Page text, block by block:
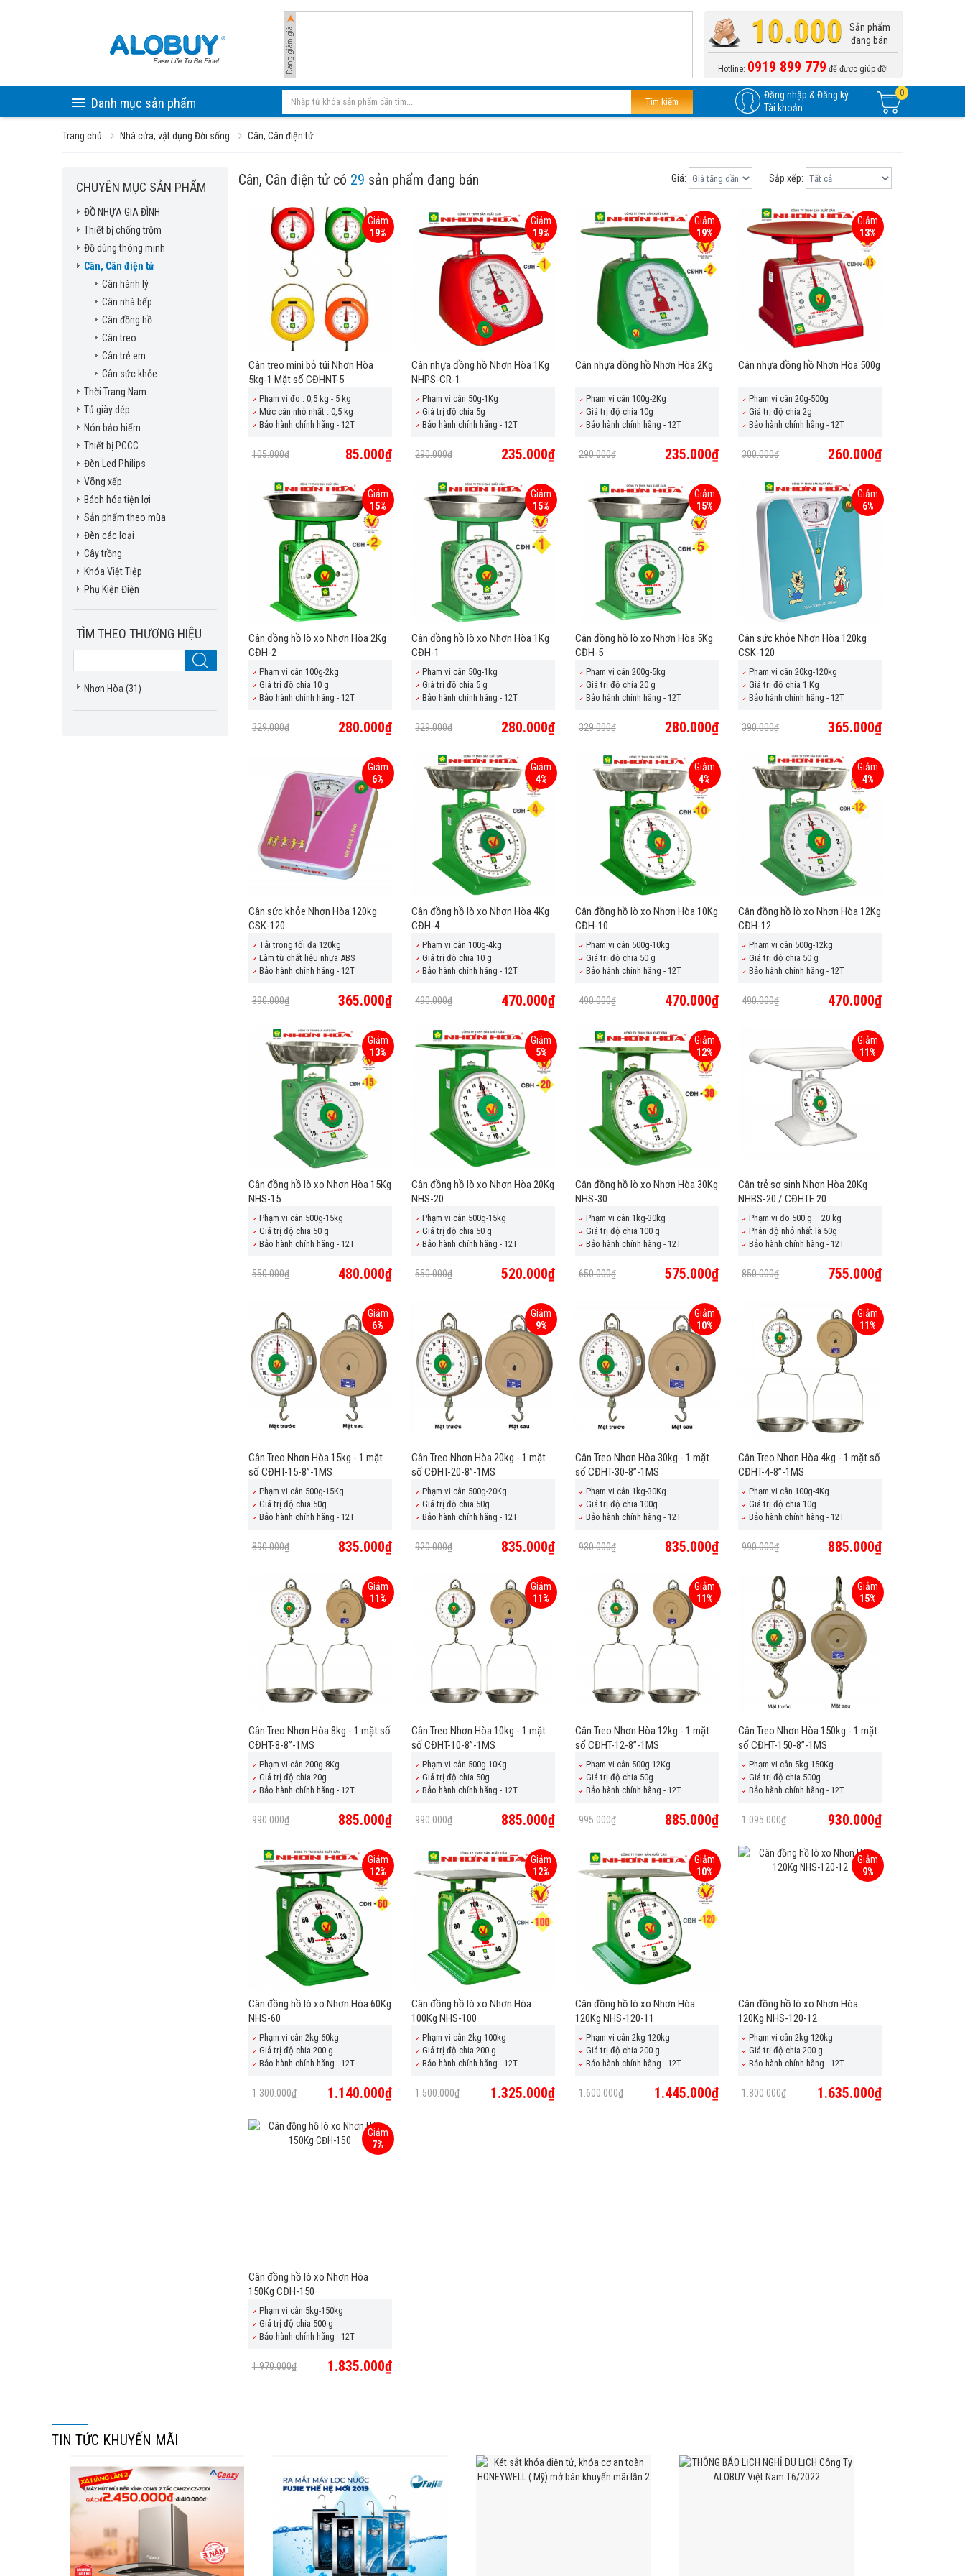
10.000
Sản phẩm
đang bán
Hotline: 0919 899 779 để được giúp đỡ!
Danh mục sản phẩm Tìm kiếm
Đăng nhập & Đăng ký
Tài khoản
0
Trang chủ Nhà cửa, vật dụng Đời sống Cân, Cân điện tử
CHUYÊN MỤC SẢN PHẨM
ĐỒ NHỰA GIA ĐÌNH
Thiết bị chống trộm
Đồ dùng thông minh
Cân, Cân điện tử
Cân hành lý
Cân nhà bếp
Cân đồng hồ
Cân treo
Cân trẻ em
Cân sức khỏe
Thời Trang Nam
Tủ giày dép
Nón bảo hiểm
Thiết bị PCCC
Đèn Led Philips
Võng xếp
Bách hóa tiện lợi
Sản phẩm theo mùa
Đèn các loại
Cây trồng
Khóa Việt Tiệp
Phụ Kiện Điện
TÌM THEO THƯƠNG HIỆU
Nhơn Hòa (31)
Cân, Cân điện tử có 29 sản phẩm đang bán Giá: Sắp xếp:
Cân treo mini bỏ túi Nhơn Hòa
5kg-1 Mặt số CĐHNT-5
Phạm vi đo : 0,5 kg - 5 kg
Mức cân nhỏ nhất : 0,5 kg
Bảo hành chính hãng - 12T
105.000₫ 85.000₫
Giảm
19%
Cân nhựa đồng hồ Nhơn Hòa 1Kg
NHPS-CR-1
Phạm vi cân 50g-1Kg
Giá trị độ chia 5g
Bảo hành chính hãng - 12T
290.000₫ 235.000₫
Giảm
19%
Cân nhựa đồng hồ Nhơn Hòa 2Kg
Phạm vi cân 100g-2Kg
Giá trị độ chia 10g
Bảo hành chính hãng - 12T
290.000₫ 235.000₫
Giảm
19%
Cân nhựa đồng hồ Nhơn Hòa 500g
Phạm vi cân 20g-500g
Giá trị độ chia 2g
Bảo hành chính hãng - 12T
300.000₫ 260.000₫
Giảm
13%
Cân đồng hồ lò xo Nhơn Hòa 2Kg
CĐH-2
Phạm vi cân 100g-2kg
Giá trị độ chia 10 g
Bảo hành chính hãng - 12T
329.000₫ 280.000₫
Giảm
15%
Cân đồng hồ lò xo Nhơn Hòa 1Kg
CĐH-1
Phạm vi cân 50g-1kg
Giá trị độ chia 5 g
Bảo hành chính hãng - 12T
329.000₫ 280.000₫
Giảm
15%
Cân đồng hồ lò xo Nhơn Hòa 5Kg
CĐH-5
Phạm vi cân 200g-5kg
Giá trị độ chia 20 g
Bảo hành chính hãng - 12T
329.000₫ 280.000₫
Giảm
15%
Cân sức khỏe Nhơn Hòa 120kg
CSK-120
Phạm vi cân 20kg-120kg
Giá trị độ chia 1 Kg
Bảo hành chính hãng - 12T
390.000₫ 365.000₫
Giảm
6%
Cân sức khỏe Nhơn Hòa 120kg
CSK-120
Tải trọng tối đa 120kg
Làm từ chất liệu nhựa ABS
Bảo hành chính hãng - 12T
390.000₫ 365.000₫
Giảm
6%
Cân đồng hồ lò xo Nhơn Hòa 4Kg
CĐH-4
Phạm vi cân 100g-4kg
Giá trị độ chia 10 g
Bảo hành chính hãng - 12T
490.000₫ 470.000₫
Giảm
4%
Cân đồng hồ lò xo Nhơn Hòa 10Kg
CĐH-10
Phạm vi cân 500g-10kg
Giá trị độ chia 50 g
Bảo hành chính hãng - 12T
490.000₫ 470.000₫
Giảm
4%
Cân đồng hồ lò xo Nhơn Hòa 12Kg
CĐH-12
Phạm vi cân 500g-12kg
Giá trị độ chia 50 g
Bảo hành chính hãng - 12T
490.000₫ 470.000₫
Giảm
4%
Cân đồng hồ lò xo Nhơn Hòa 15Kg
NHS-15
Phạm vi cân 500g-15kg
Giá trị độ chia 50 g
Bảo hành chính hãng - 12T
550.000₫ 480.000₫
Giảm
13%
Cân đồng hồ lò xo Nhơn Hòa 20Kg
NHS-20
Phạm vi cân 500g-15kg
Giá trị độ chia 50 g
Bảo hành chính hãng - 12T
550.000₫ 520.000₫
Giảm
5%
Cân đồng hồ lò xo Nhơn Hòa 30Kg
NHS-30
Phạm vi cân 1kg-30kg
Giá trị độ chia 100 g
Bảo hành chính hãng - 12T
650.000₫ 575.000₫
Giảm
12%
Cân trẻ sơ sinh Nhơn Hòa 20Kg
NHBS-20 / CĐHTE 20
Phạm vi đo 500 g – 20 kg
Phân độ nhỏ nhất là 50g
Bảo hành chính hãng - 12T
850.000₫ 755.000₫
Giảm
11%
Cân Treo Nhơn Hòa 15kg - 1 mặt
số CĐHT-15-8”-1MS
Phạm vi cân 500g-15Kg
Giá trị độ chia 50g
Bảo hành chính hãng - 12T
890.000₫ 835.000₫
Giảm
6%
Cân Treo Nhơn Hòa 20kg - 1 mặt
số CĐHT-20-8”-1MS
Phạm vi cân 500g-20Kg
Giá trị độ chia 50g
Bảo hành chính hãng - 12T
920.000₫ 835.000₫
Giảm
9%
Cân Treo Nhơn Hòa 30kg - 1 mặt
số CĐHT-30-8”-1MS
Phạm vi cân 1kg-30Kg
Giá trị độ chia 100g
Bảo hành chính hãng - 12T
930.000₫ 835.000₫
Giảm
10%
Cân Treo Nhơn Hòa 4kg - 1 mặt số
CĐHT-4-8”-1MS
Phạm vi cân 100g-4Kg
Giá trị độ chia 10g
Bảo hành chính hãng - 12T
990.000₫ 885.000₫
Giảm
11%
Cân Treo Nhơn Hòa 8kg - 1 mặt số
CĐHT-8-8”-1MS
Phạm vi cân 200g-8Kg
Giá trị độ chia 20g
Bảo hành chính hãng - 12T
990.000₫ 885.000₫
Giảm
11%
Cân Treo Nhơn Hòa 10kg - 1 mặt
số CĐHT-10-8”-1MS
Phạm vi cân 500g-10Kg
Giá trị độ chia 50g
Bảo hành chính hãng - 12T
990.000₫ 885.000₫
Giảm
11%
Cân Treo Nhơn Hòa 12kg - 1 mặt
số CĐHT-12-8”-1MS
Phạm vi cân 500g-12Kg
Giá trị độ chia 50g
Bảo hành chính hãng - 12T
995.000₫ 885.000₫
Giảm
11%
Cân Treo Nhơn Hòa 150kg - 1 mặt
số CĐHT-150-8”-1MS
Phạm vi cân 5kg-150Kg
Giá trị độ chia 500g
Bảo hành chính hãng - 12T
1.095.000₫ 930.000₫
Giảm
15%
Cân đồng hồ lò xo Nhơn Hòa 60Kg
NHS-60
Phạm vi cân 2kg-60kg
Giá trị độ chia 200 g
Bảo hành chính hãng - 12T
1.300.000₫ 1.140.000₫
Giảm
12%
Cân đồng hồ lò xo Nhơn Hòa
100Kg NHS-100
Phạm vi cân 2kg-100kg
Giá trị độ chia 200 g
Bảo hành chính hãng - 12T
1.500.000₫ 1.325.000₫
Giảm
12%
Cân đồng hồ lò xo Nhơn Hòa
120Kg NHS-120-11
Phạm vi cân 2kg-120kg
Giá trị độ chia 200 g
Bảo hành chính hãng - 12T
1.600.000₫ 1.445.000₫
Giảm
10%
Cân đồng hồ lò xo Nhơn Hòa
120Kg NHS-120-12
Phạm vi cân 2kg-120kg
Giá trị độ chia 200 g
Bảo hành chính hãng - 12T
1.800.000₫ 1.635.000₫
Giảm
9%
Cân đồng hồ lò xo Nhơn Hòa
150Kg CĐH-150
Phạm vi cân 5kg-150kg
Giá trị độ chia 500 g
Bảo hành chính hãng - 12T
1.970.000₫ 1.835.000₫
Giảm
7%
TIN TỨC KHUYẾN MÃI